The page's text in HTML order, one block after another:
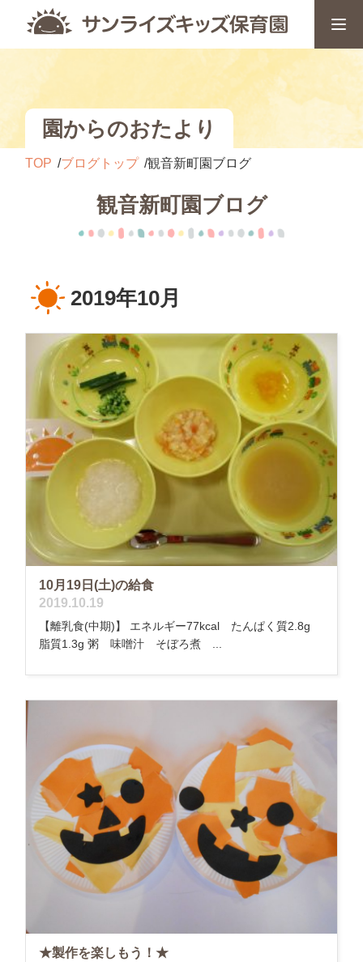
園からのおたより
TOP ブログトップ 観音新町園ブログ
観音新町園ブログ
2019年10月
10月19日(土)の給食
2019.10.19
【離乳食(中期)】 エネルギー77kcal たんぱく質2.8g
脂質1.3g 粥 味噌汁 そぼろ煮 ...
★製作を楽しもう！★